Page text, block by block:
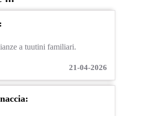
a tuutini familiari.
21-04-2026